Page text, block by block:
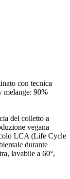
con tecnica
melange: 90%
del colletto a
vegana
LCA (Life Cycle
durante
lavabile a 60°,